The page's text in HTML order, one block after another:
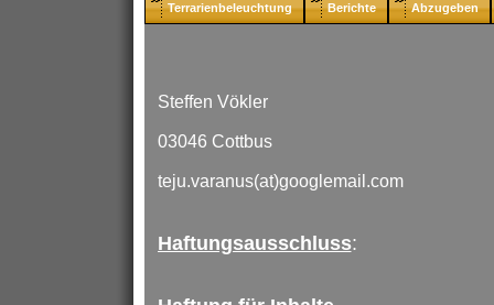
Terrarienbeleuchtung Berichte Abzugeben
Steffen Vökler
03046 Cottbus
teju.varanus(at)googlemail.com
Haftungsausschluss: